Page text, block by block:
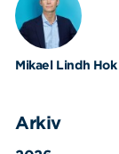
Mikael Lindh Hok
Arkiv